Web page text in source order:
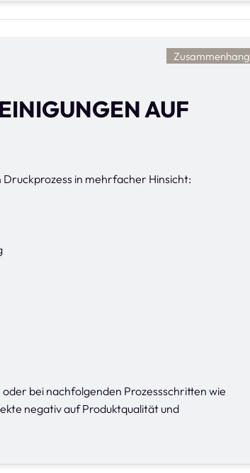
Zusammenhang
AUF
in mehrfacher Hinsicht:
bei nachfolgenden Prozessschritten wie
negativ auf Produktqualität und